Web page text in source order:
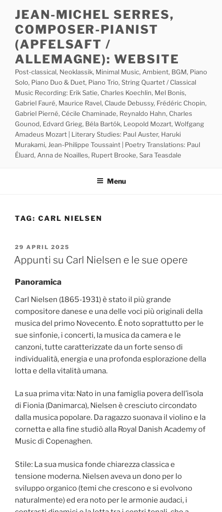
content
JEAN-MICHEL SERRES,
COMPOSER-PIANIST
(APFELSAFT /
ALLEMAGNE): WEBSITE
Post-classical, Neoklassik, Minimal Music, Ambient, BGM, Piano
Solo, Piano Duo & Duet, Piano Trio, String Quartet / Classical
Music Recording: Erik Satie, Charles Koechlin, Mel Bonis,
Gabriel Fauré, Maurice Ravel, Claude Debussy, Frédéric Chopin,
Gabriel Pierné, Cécile Chaminade, Reynaldo Hahn, Charles
Gounod, Edvard Grieg, Béla Bartók, Leopold Mozart, Wolfgang
Amadeus Mozart | Literary Studies: Paul Auster, Haruki
Murakami, Jean-Philippe Toussaint | Poetry Translations: Paul
Éluard, Anna de Noailles, Rupert Brooke, Sara Teasdale
Menu
TAG: CARL NIELSEN
POSTED
ON
29 APRIL 2025
Appunti su Carl Nielsen e le sue opere
Panoramica
Carl Nielsen (1865-1931) è stato il più grande
compositore danese e una delle voci più originali della
musica del primo Novecento. È noto soprattutto per le
sue sinfonie, i concerti, la musica da camera e le
canzoni, tutte caratterizzate da un forte senso di
individualità, energia e una profonda esplorazione della
lotta e della vitalità umana.
La sua prima vita: Nato in una famiglia povera dell’isola
di Fionia (Danimarca), Nielsen è cresciuto circondato
dalla musica popolare. Da ragazzo suonava il violino e la
cornetta e alla fine studiò alla Royal Danish Academy of
Music di Copenaghen.
Stile: La sua musica fonde chiarezza classica e
tensione moderna. Nielsen aveva un dono per lo
sviluppo organico (temi che crescono e si evolvono
naturalmente) ed era noto per le armonie audaci, i